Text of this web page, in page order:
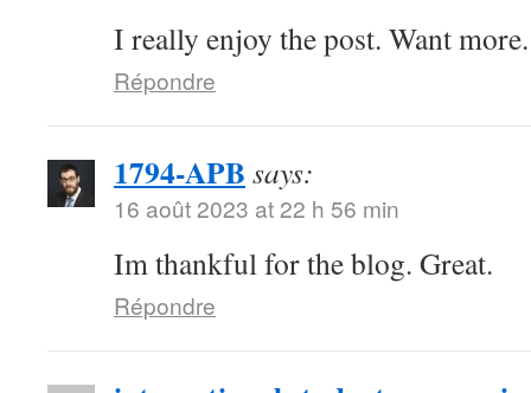
I really enjoy the post. Want more.
Répondre
1794-APB says:
16 août 2023 at 22 h 56 min
Im thankful for the blog. Great.
Répondre